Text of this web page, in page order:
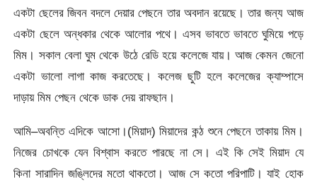
একটা ছেলের জিবন বদলে দেয়ার পেছনে তার অবদান রয়েছে। তার জন্য আজ
একটা ছেলে অন্ধকার থেকে আলোর পথে। এসব ভাবতে ভাবতে ঘুমিয়ে পড়ে
মিম। সকাল বেলা ঘুম থেকে উঠে রেডি হয়ে কলেজে যায়। আজ কেমন জেনো
একটা ভালো লাগা কাজ করতেছে। কলেজ ছুটি হলে কলেজের ক্যাম্পাসে
দাড়ায় মিম পেছন থেকে ডাক দেয় রাফছান।
আমি–অবন্তি এদিকে আসো।(মিয়াদ) মিয়াদের কন্ঠ শুনে পেছনে তাকায় মিম।
নিজের চোখকে যেন বিশ্বাস করতে পারছে না সে। এই কি সেই মিয়াদ যে
কিনা সারাদিন জঙ্লিদের মতো থাকতো। আজ সে কতো পরিপাটি। যাই হোক